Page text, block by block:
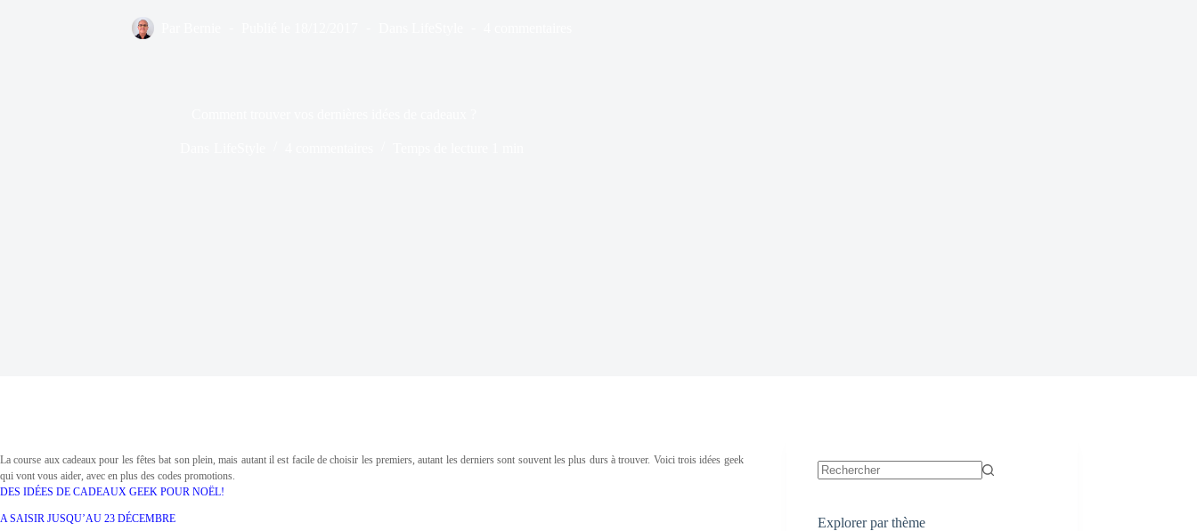
La course aux cadeaux pour les fêtes bat son plein, mais autant il est facile de choisir les premiers, autant les derniers sont souvent les plus durs à trouver. Voici trois idées geek
qui vont vous aider, avec en plus des codes promotions.
DES IDÉES DE CADEAUX GEEK POUR NOËL!
A SAISIR JUSQU’AU 23 DÉCEMBRE
Explorer par thème